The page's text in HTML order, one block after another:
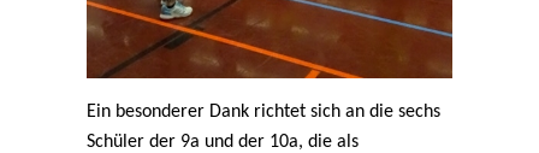
Ein besonderer Dank richtet sich an die sechs
Schüler der 9a und der 10a, die als